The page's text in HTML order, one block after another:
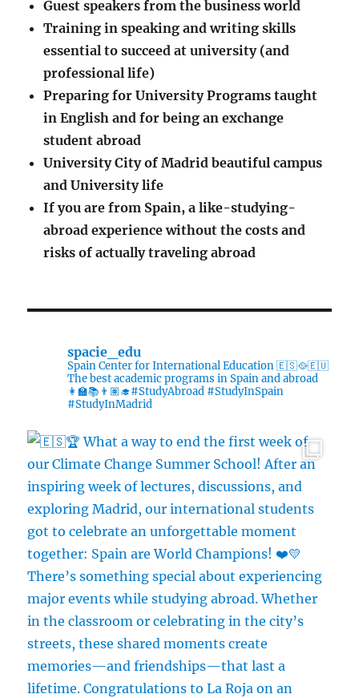
Guest speakers from the business world
Training in speaking and writing skills
essential to succeed at university (and
professional life)
Preparing for University Programs taught
in English and for being an exchange
student abroad
University City of Madrid beautiful campus
and University life
If you are from Spain, a like-studying-
abroad experience without the costs and
risks of actually traveling abroad
spacie_edu
Spain Center for International Education 🇪🇸🥘🇪🇺
The best academic programs in Spain and abroad
👩‍🏫📚👨🏽‍🎓#StudyAbroad #StudyInSpain
#StudyInMadrid